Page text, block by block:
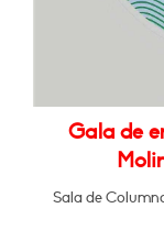
Gala de
Sala de